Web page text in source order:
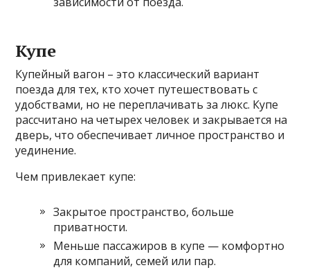
Купе
Купейный вагон – это классический вариант
поезда для тех, кто хочет путешествовать с
удобствами, но не переплачивать за люкс. Купе
рассчитано на четырех человек и закрывается на
дверь, что обеспечивает личное пространство и
уединение.
Чем привлекает купе:
Закрытое пространство, больше
приватности.
Меньше пассажиров в купе — комфортно
для компаний, семей или пар.